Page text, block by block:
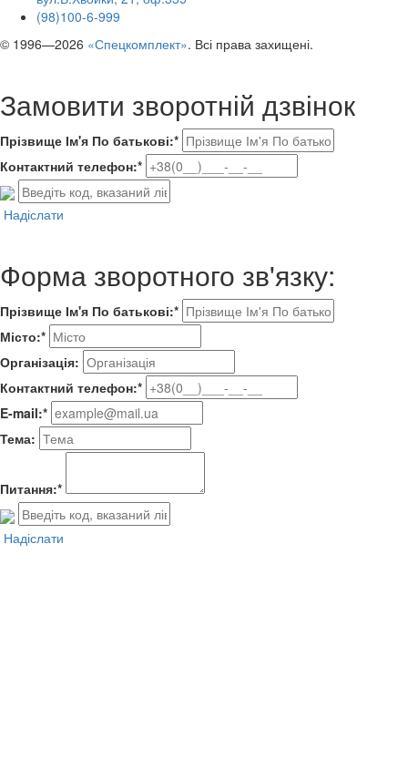
(98)100-6-999
© 1996—2026 «Спецкомплект». Всі права захищені.
Замовити зворотній дзвінок
Прізвище Ім'я По батькові:*
Контактний телефон:*
Надіслати
Форма зворотного зв'язку:
Прізвище Ім'я По батькові:*
Місто:*
Організація:
Контактний телефон:*
E-mail:*
Тема:
Питання:*
Надіслати